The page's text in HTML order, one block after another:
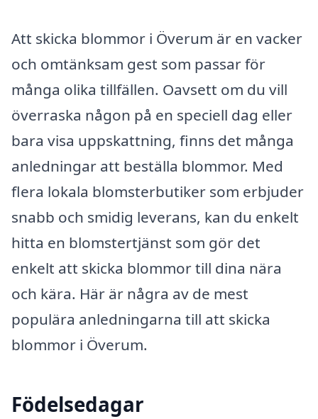
Att skicka blommor i Överum är en vacker
och omtänksam gest som passar för
många olika tillfällen. Oavsett om du vill
överraska någon på en speciell dag eller
bara visa uppskattning, finns det många
anledningar att beställa blommor. Med
flera lokala blomsterbutiker som erbjuder
snabb och smidig leverans, kan du enkelt
hitta en blomstertjänst som gör det
enkelt att skicka blommor till dina nära
och kära. Här är några av de mest
populära anledningarna till att skicka
blommor i Överum.
Födelsedagar